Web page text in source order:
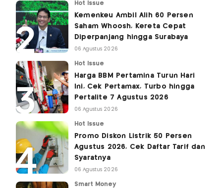
Hot Issue
Kemenkeu Ambil Alih 60 Persen
Saham Whoosh, Kereta Cepat
Diperpanjang hingga Surabaya
06 Agustus 2026
Hot Issue
Harga BBM Pertamina Turun Hari
Ini, Cek Pertamax, Turbo hingga
Pertalite 7 Agustus 2026
06 Agustus 2026
Hot Issue
Promo Diskon Listrik 50 Persen
Agustus 2026, Cek Daftar Tarif dan
Syaratnya
06 Agustus 2026
Smart Money